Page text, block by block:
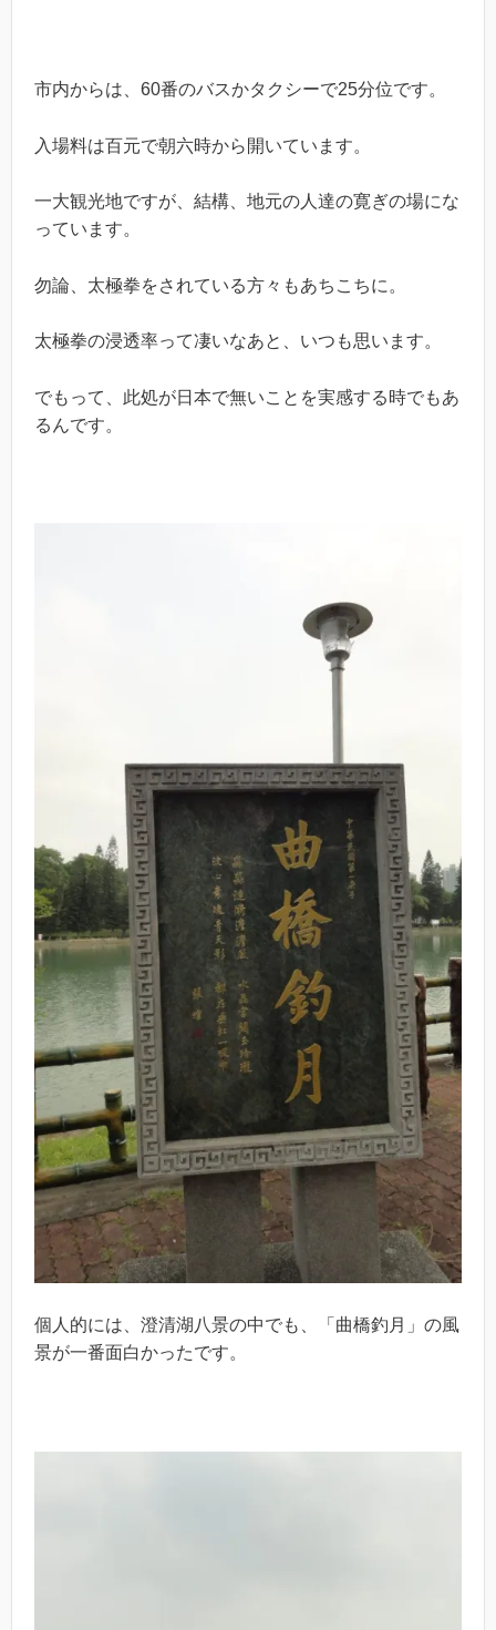
市内からは、60番のバスかタクシーで25分位です。
入場料は百元で朝六時から開いています。
一大観光地ですが、結構、地元の人達の寛ぎの場にな
っています。
勿論、太極拳をされている方々もあちこちに。
太極拳の浸透率って凄いなあと、いつも思います。
でもって、此処が日本で無いことを実感する時でもあ
るんです。
個人的には、澄清湖八景の中でも、「曲橋釣月」の風
景が一番面白かったです。